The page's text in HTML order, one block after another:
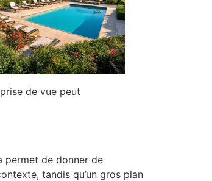
de vue peut
permet de donner de
tandis qu’un gros plan